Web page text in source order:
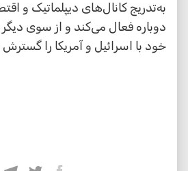
به‌تدریج کانال‌های دیپلماتیک و
دوباره فعال می‌کند و از سوی دیگر
خود با اسرائیل و آمریکا را گسترش